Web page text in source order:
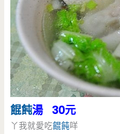
餛飩湯 30元
丫我就愛吃餛飩咩